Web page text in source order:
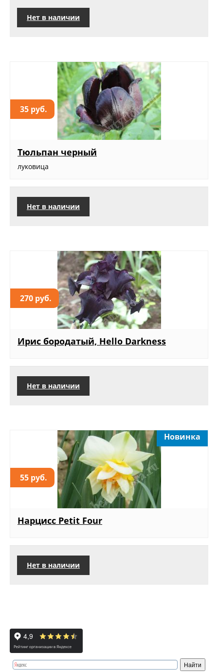
Нет в наличии
35 руб.
Тюльпан черный
луковица
Нет в наличии
270 руб.
Ирис бородатый, Hello Darkness
Нет в наличии
55 руб.
Новинка
Нарцисс Petit Four
Нет в наличии